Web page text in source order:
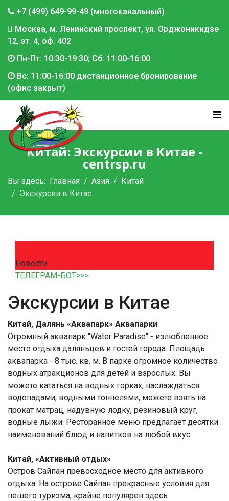
+7 (499) 649-99-49 (многоканальный)
Москва, м. Ленинский проспект, ул. Орджоникидзе
12, эт. 4, оф. 402
Пн-Пт: 10:30-19:30; Сб: 11:00-16:00
Вс: 11:00-16:00 дистанционное бронирование
(офис закрыт)
Китай: Экскурсии в Китае -
centrsp.ru
Вы здесь: Главная Азия
Китай
Экскурсии в Китае
Новости
ТЕЛЕГРАМ-БОТ>>>
Экскурсии в Китае
Китай, Далянь «Аквапарк» Аквапарки
Огромный аквапарк "Water Paradise" - излюбленное
место отдыха даляньцев и гостей города. Площадь
аквапарка - 8 тыс. кв. м. В парке огромное количество
водных атракционов для детей и взрослых. Вы
можете кататься на водных горках, наслаждаться
водопадами, водными тоннелями, можете взять на
прокат матрац, надувную лодку, резиновый круг,
водные лыжи. Ресторанное меню предлагает десятки
наименований блюд и напитков на любой вкус.
Китай, «Активный отдых»
Остров Сайпан превосходное место для активного
отдыха. На острове Сайпан прекрасные условия для
пешего туризма, крайне популярен здесь